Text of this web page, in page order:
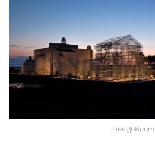
DesignBoom